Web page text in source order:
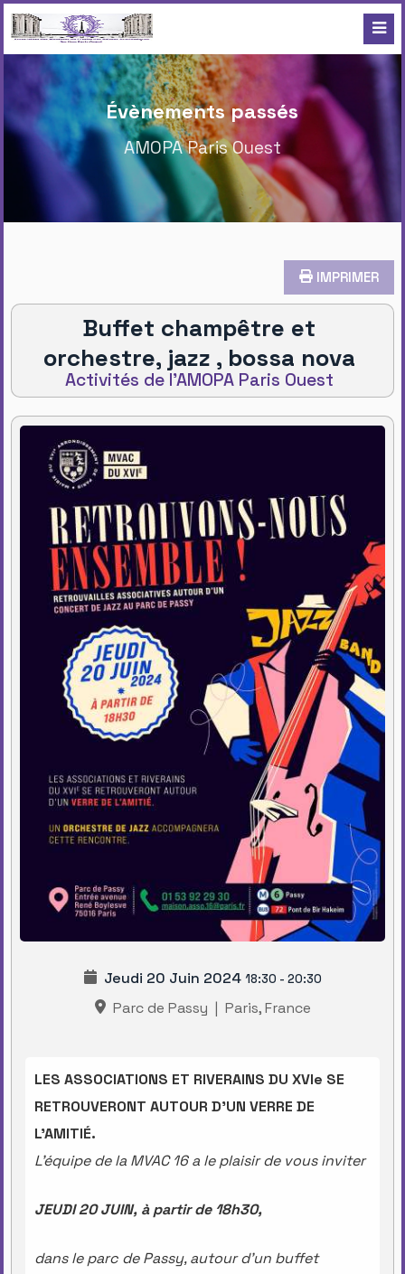
Évènements passés
AMOPA Paris Ouest
IMPRIMER
Buffet champêtre et
orchestre, jazz , bossa nova
Activités de l'AMOPA Paris Ouest
Jeudi 20 Juin 2024 18:30 - 20:30
Parc de Passy | Paris, France
LES ASSOCIATIONS ET RIVERAINS DU XVIe SE
RETROUVERONT AUTOUR D’UN VERRE DE
L’AMITIÉ.
L’équipe de la MVAC 16 a le plaisir de vous inviter
JEUDI 20 JUIN, à partir de 18h30,
dans le parc de Passy, autour d’un buffet